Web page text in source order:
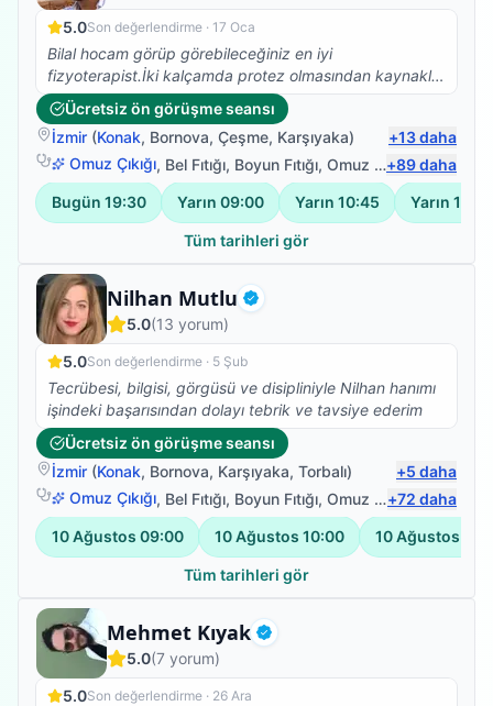
5.0Son değerlendirme · 17 Oca
Bilal hocam görüp görebileceğiniz en iyi
fizyoterapist.İki kalçamda protez olmasından kaynaklı
Skolyoz başlangıcı teşhisi kondu. Ağrılarımın artması
nedeniyle fizyoterapist arayışına girdim ve Bilal
Hocamla çalışmaya başladık. Abartmıyorum iki
seanstan sonra belimdeki ağrılar yok oldu.Dik durmaya
başladım. Ve yürüyüşüm düzeldi.Kendisinin bilgisi
güleryüzü ve modum düştüğünde pozitif yaklaşımıyla
harika bir iş başardı. Kendimi çok iyi
hissediyorum.Fizyoterapim devam ediyor.Emeklerinize
sağlık.
Ücretsiz ön görüşme seansı
İzmir (Konak, Bornova, Çeşme, Karşıyaka) +13daha
Omuz Çıkığı, Bel Fıtığı, Boyun Fıtığı, Omuz Bağ Yaralanması +89daha
Bugün 19:30 Yarın 09:00 Yarın 10:45 Yarın
Tüm tarihleri gör
Nilhan Mutlu Doğrulanmış
Fizyoterapist
5.0(13 yorum)
5.0Son değerlendirme · 5 Şub
Tecrübesi, bilgisi, görgüsü ve disipliniyle Nilhan hanımı
işindeki başarısından dolayı tebrik ve tavsiye ederim
Ücretsiz ön görüşme seansı
İzmir (Konak, Bornova, Karşıyaka, Torbalı) +5 daha
Omuz Çıkığı, Bel Fıtığı, Boyun Fıtığı, Omuz Bağ Yaralanması +72 daha
10 Ağustos 09:00 10 Ağustos 10:00 10 Ağustos
Tüm tarihleri gör
Mehmet Kıyak Doğrulanmış
Fizyoterapist
5.0(7 yorum)
5.0Son değerlendirme · 26 Ara